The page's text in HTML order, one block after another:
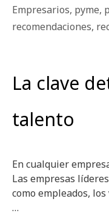
Empresarios, pyme,
recomendaciones,
La clave
talento
En cualquier
Las empresas
como empleados,
…